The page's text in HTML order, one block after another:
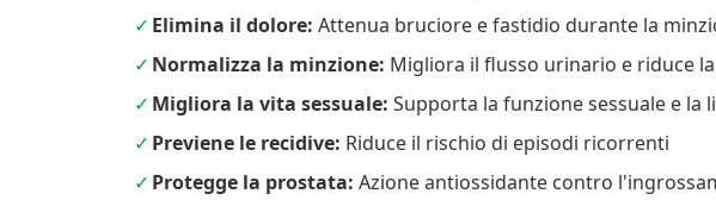
Elimina il dolore: Attenua bruciore e fastidio durante la
Normalizza la minzione: Migliora il flusso urinario e riduce
Migliora la vita sessuale: Supporta la funzione sessuale e la
Previene le recidive: Riduce il rischio di episodi ricorrenti
Protegge la prostata: Azione antiossidante contro